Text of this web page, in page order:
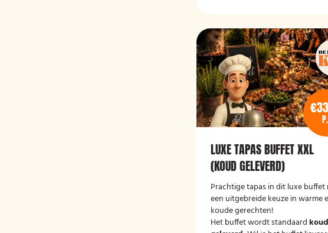
LUXE TAPAS BUFFET XXL
(KOUD GELEVERD)
Prachtige tapas in dit luxe buffet
een uitgebreide keuze in warme
koude gerechten!
Het buffet wordt standaardkoud